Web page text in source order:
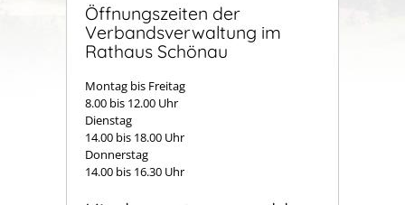
Öffnungszeiten der
Verbandsverwaltung im
Rathaus Schönau
Montag bis Freitag
8.00 bis 12.00 Uhr
Dienstag
14.00 bis 18.00 Uhr
Donnerstag
14.00 bis 16.30 Uhr